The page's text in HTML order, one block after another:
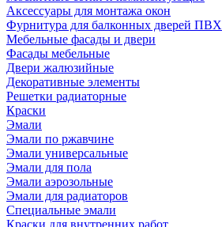
Аксессуары для монтажа окон
Фурнитура для балконных дверей ПВХ
Мебельные фасады и двери
Фасады мебельные
Двери жалюзийные
Декоративные элементы
Решетки радиаторные
Краски
Эмали
Эмали по ржавчине
Эмали универсальные
Эмали для пола
Эмали аэрозольные
Эмали для радиаторов
Специальные эмали
Краски для внутренних работ